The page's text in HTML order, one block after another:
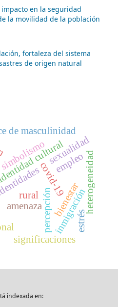
en la seguridad
la movilidad de la población
fortaleza del sistema
de origen natural
covid-19
percepción
significaciones
amenaza
cultural
inmigración
bienestarheterogeneidad
de masculinidad
sexualidad
rural
estrés
empleo
indexada en: